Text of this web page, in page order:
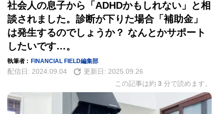
社会人の息子から「ADHDかもしれない」と相
談されました。診断が下りた場合「補助金」
は発生するのでしょうか？ なんとかサポート
したいです…。
執筆者 : FINANCIAL FIELD編集部
配信日: 2024.09.04 更新日: 2025.09.26
この記事は約 3 分で読めます。